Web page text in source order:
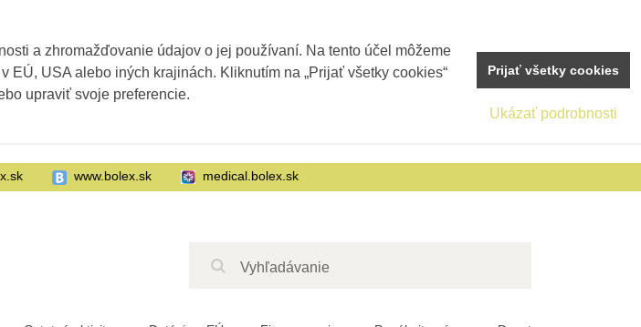
www.bolex.sk medical.bolex.sk
a zhromažďovanie údajov o jej používaní. Na tento účel môžeme
USA alebo iných krajinách. Kliknutím na „Prijať všetky cookies“
upraviť svoje preferencie.
Ukázať podrobnosti
Prijať všetky cookies